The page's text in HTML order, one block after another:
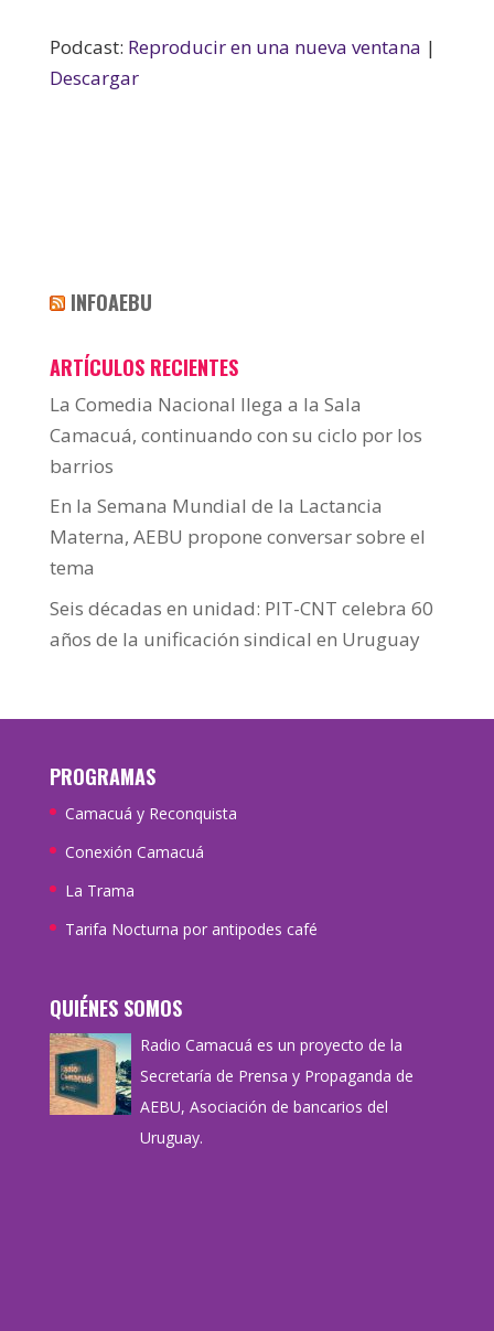
Podcast: Reproducir en una nueva ventana |
Descargar
INFOAEBU
ARTÍCULOS RECIENTES
La Comedia Nacional llega a la Sala
Camacuá, continuando con su ciclo por los
barrios
En la Semana Mundial de la Lactancia
Materna, AEBU propone conversar sobre el
tema
Seis décadas en unidad: PIT-CNT celebra 60
años de la unificación sindical en Uruguay
PROGRAMAS
Camacuá y Reconquista
Conexión Camacuá
La Trama
Tarifa Nocturna por antipodes café
QUIÉNES SOMOS
Radio Camacuá es un proyecto de la
Secretaría de Prensa y Propaganda de
AEBU, Asociación de bancarios del
Uruguay.